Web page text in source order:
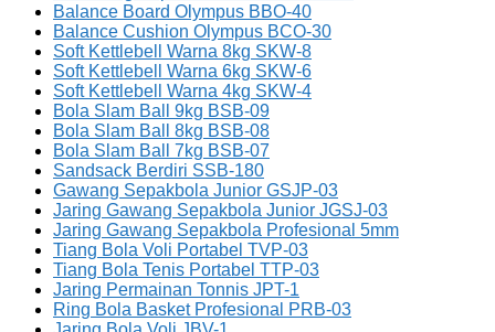
Balance Board Olympus BBO-40
Balance Cushion Olympus BCO-30
Soft Kettlebell Warna 8kg SKW-8
Soft Kettlebell Warna 6kg SKW-6
Soft Kettlebell Warna 4kg SKW-4
Bola Slam Ball 9kg BSB-09
Bola Slam Ball 8kg BSB-08
Bola Slam Ball 7kg BSB-07
Sandsack Berdiri SSB-180
Gawang Sepakbola Junior GSJP-03
Jaring Gawang Sepakbola Junior JGSJ-03
Jaring Gawang Sepakbola Profesional 5mm
Tiang Bola Voli Portabel TVP-03
Tiang Bola Tenis Portabel TTP-03
Jaring Permainan Tonnis JPT-1
Ring Bola Basket Profesional PRB-03